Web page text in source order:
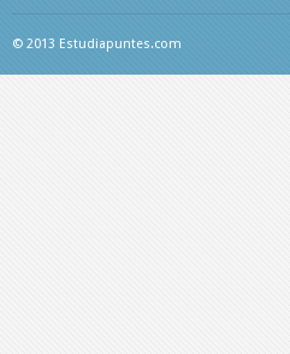
© 2013 Estudiapuntes.com